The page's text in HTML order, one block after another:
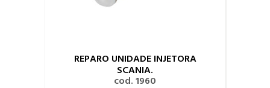
REPARO UNIDADE INJETORA
SCANIA.
cod. 1960